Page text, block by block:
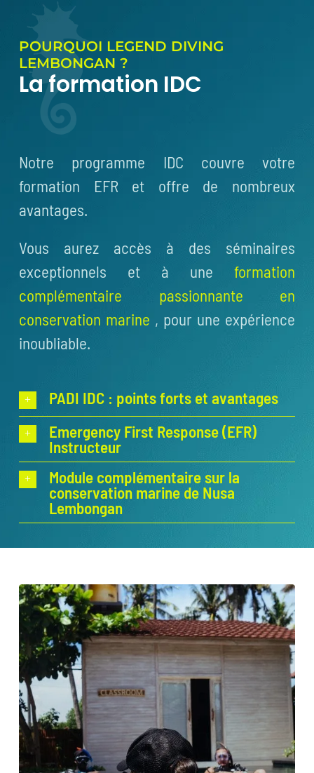
POURQUOI LEGEND DIVING
LEMBONGAN ?
La formation IDC
Notre programme IDC couvre votre
formation EFR et offre de nombreux
avantages.
Vous aurez accès à des séminaires
exceptionnels et à une formation
complémentaire passionnante en
conservation marine , pour une expérience
inoubliable.
PADI IDC : points forts et avantages
Emergency First Response (EFR)
Instructeur
Module complémentaire sur la
conservation marine de Nusa
Lembongan